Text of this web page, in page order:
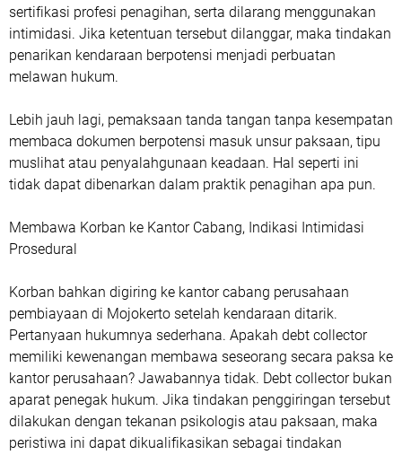
sertifikasi profesi penagihan, serta dilarang menggunakan
intimidasi. Jika ketentuan tersebut dilanggar, maka tindakan
penarikan kendaraan berpotensi menjadi perbuatan
melawan hukum.
Lebih jauh lagi, pemaksaan tanda tangan tanpa kesempatan
membaca dokumen berpotensi masuk unsur paksaan, tipu
muslihat atau penyalahgunaan keadaan. Hal seperti ini
tidak dapat dibenarkan dalam praktik penagihan apa pun.
Membawa Korban ke Kantor Cabang, Indikasi Intimidasi
Prosedural
Korban bahkan digiring ke kantor cabang perusahaan
pembiayaan di Mojokerto setelah kendaraan ditarik.
Pertanyaan hukumnya sederhana. Apakah debt collector
memiliki kewenangan membawa seseorang secara paksa ke
kantor perusahaan? Jawabannya tidak. Debt collector bukan
aparat penegak hukum. Jika tindakan penggiringan tersebut
dilakukan dengan tekanan psikologis atau paksaan, maka
peristiwa ini dapat dikualifikasikan sebagai tindakan